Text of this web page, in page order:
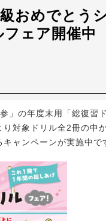
おめでとう
ェア開催中
」の年度末用「総復習
対象ドリル全2冊の中
ャンペーンが実施中で